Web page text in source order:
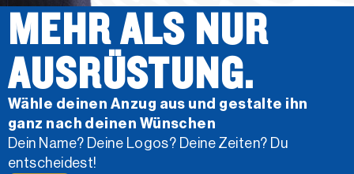
MEHR ALS NUR
AUSRÜSTUNG.
Wähle deinen Anzug aus und gestalte ihn
ganz nach deinen Wünschen
Dein Name? Deine Logos? Deine Zeiten? Du
entscheidest!